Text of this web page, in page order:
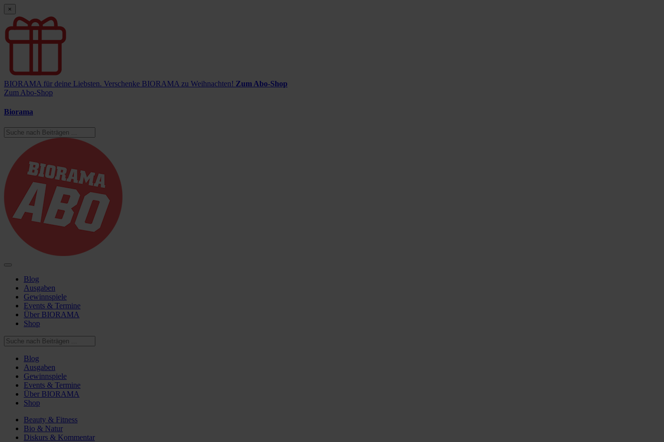
×
BIORAMA für deine Liebsten. Verschenke BIORAMA zu Weihnachten! Zum Abo-Shop
Zum Abo-Shop
Biorama
Blog
Ausgaben
Gewinnspiele
Events & Termine
Über BIORAMA
Shop
Blog
Ausgaben
Gewinnspiele
Events & Termine
Über BIORAMA
Shop
Beauty & Fitness
Bio & Natur
Diskurs & Kommentar